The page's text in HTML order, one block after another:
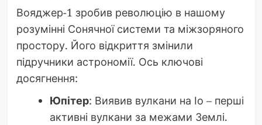
Вояджер-1 зробив революцію в нашому
розумінні Сонячної системи та міжзоряного
простору. Його відкриття змінили
підручники астрономії. Ось ключові
досягнення:
Юпітер: Виявив вулкани на Іо – перші
активні вулкани за межами Землі.